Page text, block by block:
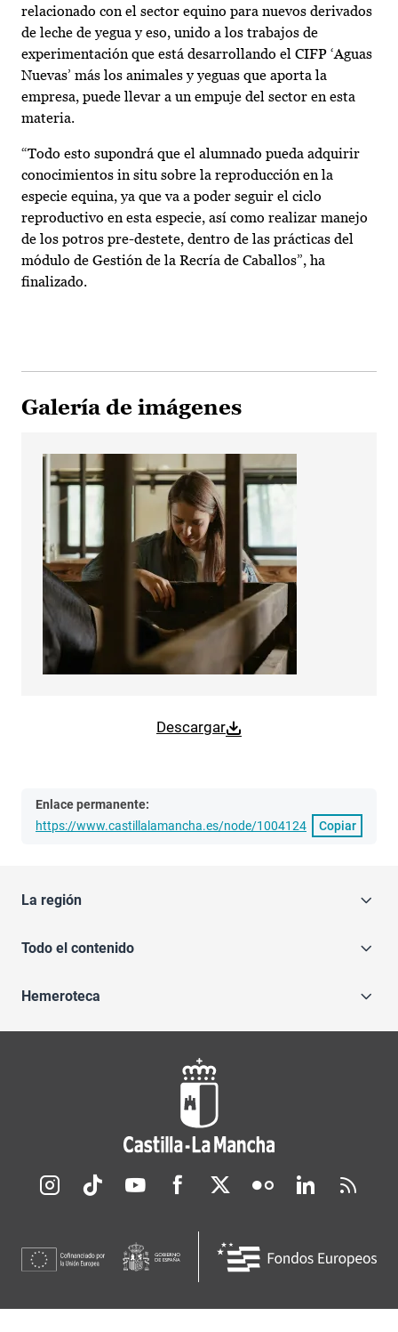
relacionado con el sector equino para nuevos derivados
de leche de yegua y eso, unido a los trabajos de
experimentación que está desarrollando el CIFP ‘Aguas
Nuevas’ más los animales y yeguas que aporta la
empresa, puede llevar a un empuje del sector en esta
materia.
“Todo esto supondrá que el alumnado pueda adquirir
conocimientos in situ sobre la reproducción en la
especie equina, ya que va a poder seguir el ciclo
reproductivo en esta especie, así como realizar manejo
de los potros pre-destete, dentro de las prácticas del
módulo de Gestión de la Recría de Caballos”, ha
finalizado.
Galería de imágenes
Descargar
Enlace permanente:
https://www.castillalamancha.es/node/1004124
Copiar
La región
Todo el contenido
Hemeroteca
Redes sociales JCCM